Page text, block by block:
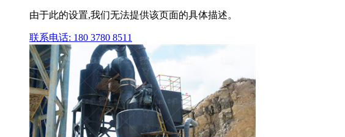
由于此的设置,我们无法提供该页面的具体描述。
联系电话: 180 3780 8511